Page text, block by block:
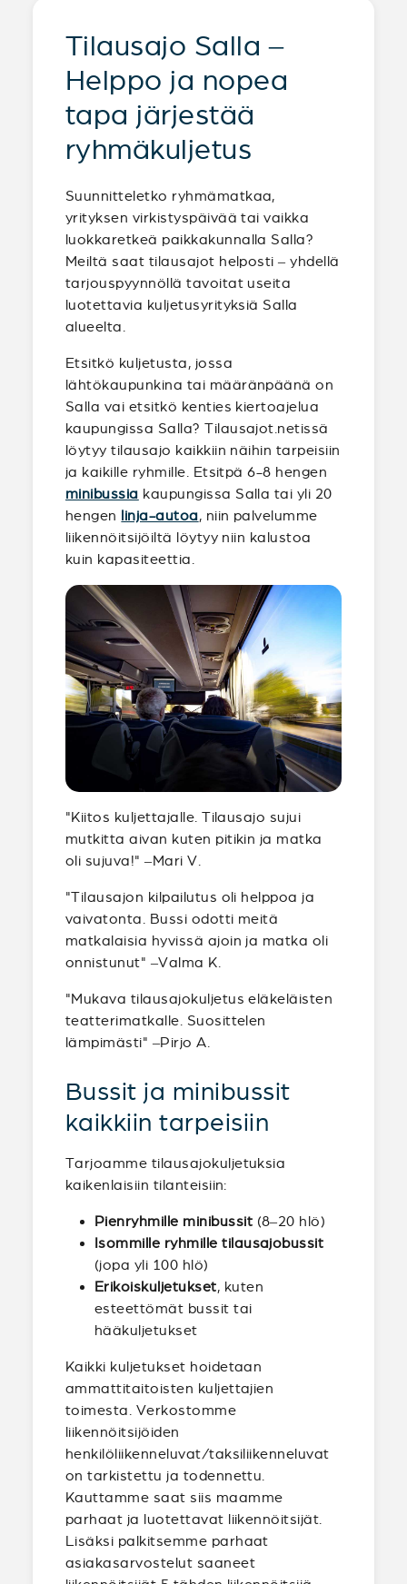
Tilausajo Salla –
Helppo ja nopea
tapa järjestää
ryhmäkuljetus
Suunnitteletko ryhmämatkaa,
yrityksen virkistyspäivää tai vaikka
luokkaretkeä paikkakunnalla Salla?
Meiltä saat tilausajot helposti – yhdellä
tarjouspyynnöllä tavoitat useita
luotettavia kuljetusyrityksiä Salla
alueelta.
Etsitkö kuljetusta, jossa
lähtökaupunkina tai määränpäänä on
Salla vai etsitkö kenties kiertoajelua
kaupungissa Salla? Tilausajot.netissä
löytyy tilausajo kaikkiin näihin tarpeisiin
ja kaikille ryhmille. Etsitpä 6-8 hengen
minibussia kaupungissa Salla tai yli 20
hengen linja-autoa, niin palvelumme
liikennöitsijöiltä löytyy niin kalustoa
kuin kapasiteettia.
"Kiitos kuljettajalle. Tilausajo sujui
mutkitta aivan kuten pitikin ja matka
oli sujuva!" –Mari V.
"Tilausajon kilpailutus oli helppoa ja
vaivatonta. Bussi odotti meitä
matkalaisia hyvissä ajoin ja matka oli
onnistunut" –Valma K.
"Mukava tilausajokuljetus eläkeläisten
teatterimatkalle. Suosittelen
lämpimästi" –Pirjo A.
Bussit ja minibussit
kaikkiin tarpeisiin
Tarjoamme tilausajokuljetuksia
kaikenlaisiin tilanteisiin:
Pienryhmille minibussit (8–20 hlö)
Isommille ryhmille tilausajobussit
(jopa yli 100 hlö)
Erikoiskuljetukset, kuten
esteettömät bussit tai
hääkuljetukset
Kaikki kuljetukset hoidetaan
ammattitaitoisten kuljettajien
toimesta. Verkostomme
liikennöitsijöiden
henkilöliikenneluvat/taksiliikenneluvat
on tarkistettu ja todennettu.
Kauttamme saat siis maamme
parhaat ja luotettavat liikennöitsijät.
Lisäksi palkitsemme parhaat
asiakasarvostelut saaneet